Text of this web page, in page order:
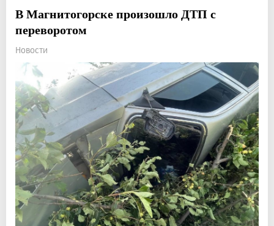
В Магнитогорске произошло ДТП с
переворотом
Новости